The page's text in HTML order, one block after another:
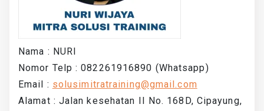
Nama : NURI
Nomor Telp : 082261916890 (Whatsapp)
Email : solusimitratraining@gmail.com
Alamat : Jalan kesehatan II No. 168D, Cipayung,